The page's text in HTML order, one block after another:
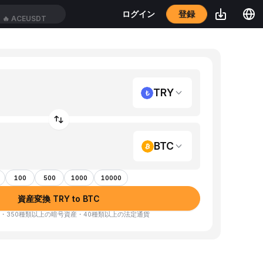
ACEUSDT ログイン 登録
TRY
BTC
100 500 1000 10000
資産変換 TRY to BTC
350種類以上の暗号資産・40種類以上の法定通貨